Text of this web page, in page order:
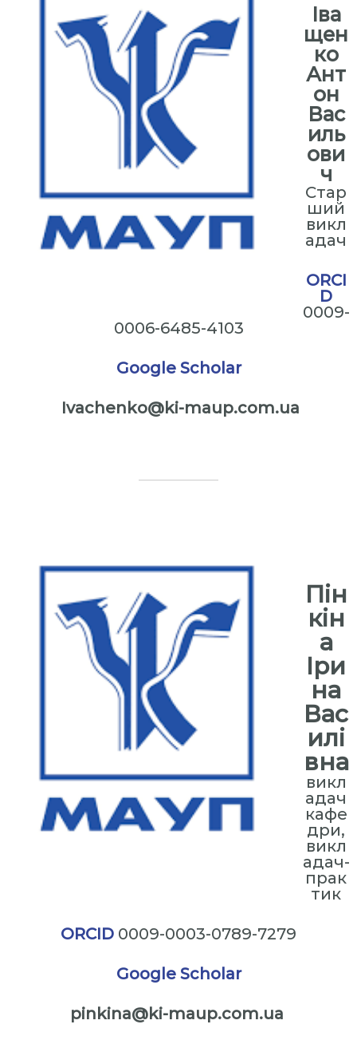
Іва
щен
ко
Ант
он
Вас
иль
ови
ч
Стар
ший
викл
адач
ORCI
D
0009-
0006-6485-4103
Google Scholar
Ivachenko@ki-maup.com.ua
Пін
кін
а
Іри
на
Вас
илі
вна
викл
адач
кафе
дри,
викл
адач-
прак
тик
ORCID 0009-0003-0789-7279
Google Scholar
pinkina@ki-maup.com.ua